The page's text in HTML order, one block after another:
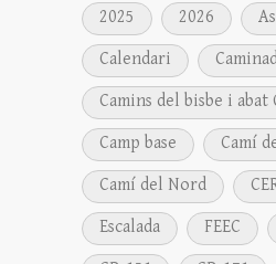
2025
2026
Calendari
Camins del bisbe i abat
Camp base
Camí
Camí del Nord
Escalada
FEEC